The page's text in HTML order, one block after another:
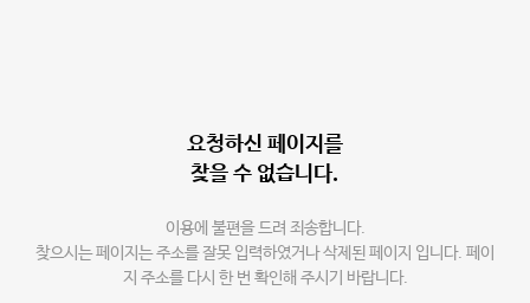
요청하신 페이지를
찾을 수 없습니다.
이용에 불편을 드려 죄송합니다.
찾으시는 페이지는 주소를 잘못 입력하였거나 삭제된 페이지 입니다. 페이
지 주소를 다시 한 번 확인해 주시기 바랍니다.